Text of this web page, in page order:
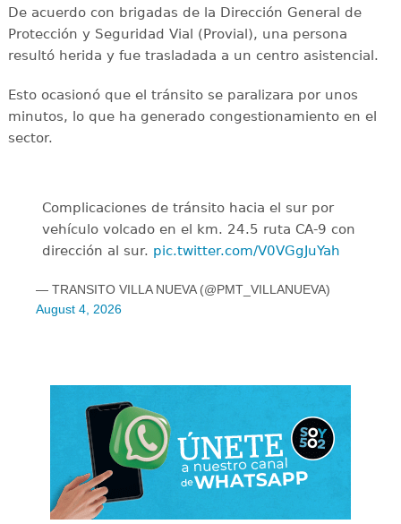
De acuerdo con brigadas de la Dirección General de
Protección y Seguridad Vial (Provial), una persona
resultó herida y fue trasladada a un centro asistencial.
Esto ocasionó que el tránsito se paralizara por unos
minutos, lo que ha generado congestionamiento en el
sector.
Complicaciones de tránsito hacia el sur por
vehículo volcado en el km. 24.5 ruta CA-9 con
dirección al sur. pic.twitter.com/V0VGgJuYah
— TRANSITO VILLA NUEVA (@PMT_VILLANUEVA)
August 4, 2026